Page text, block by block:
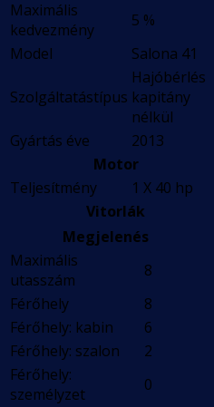
Maximális
kedvezmény
5 %
Model
Salona 41
Szolgáltatástípus
Hajóbérlés
kapitány
nélkül
Gyártás éve
2013
Motor
Teljesítmény
1 X 40 hp
Vitorlák
Megjelenés
Maximális
utasszám
8
Férőhely
8
Férőhely: kabin
6
Férőhely: szalon
2
Férőhely:
személyzet
0